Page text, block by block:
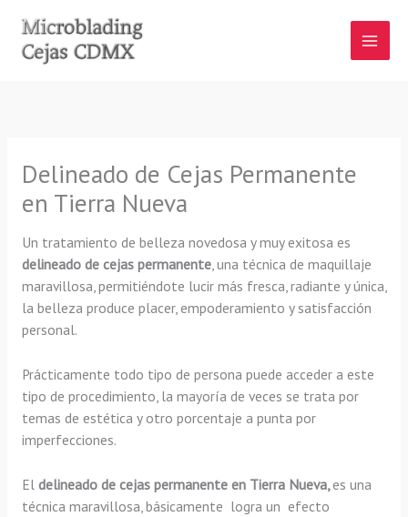
contenido
Delineado de Cejas Permanente
en Tierra Nueva
Un tratamiento de belleza novedosa y muy exitosa es
delineado de cejas permanente, una técnica de maquillaje
maravillosa, permitiéndote lucir más fresca, radiante y única,
la belleza produce placer, empoderamiento y satisfacción
personal.
Prácticamente todo tipo de persona puede acceder a este
tipo de procedimiento, la mayoría de veces se trata por
temas de estética y otro porcentaje a punta por
imperfecciones.
El delineado de cejas permanente en Tierra Nueva, es una
técnica maravillosa, básicamente logra un efecto